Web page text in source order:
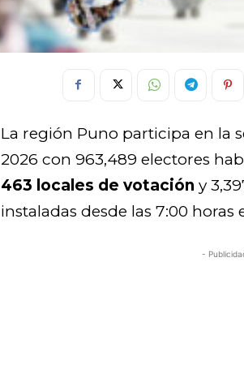
La región Puno participa en la
2026 con 963,489 electores
463 locales de votación y
instaladas desde las 7:00 horas
-